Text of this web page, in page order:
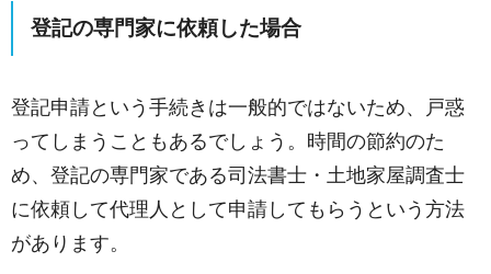
登記の専門家に依頼した場合
登記申請という手続きは一般的ではないため、戸惑
ってしまうこともあるでしょう。時間の節約のた
め、登記の専門家である司法書士・土地家屋調査士
に依頼して代理人として申請してもらうという方法
があります。